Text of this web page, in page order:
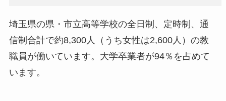
埼玉県の県・市立高等学校の全日制、定時制、通
信制合計で約8,300人（うち女性は2,600人）の教
職員が働いています。大学卒業者が94％を占めて
います。